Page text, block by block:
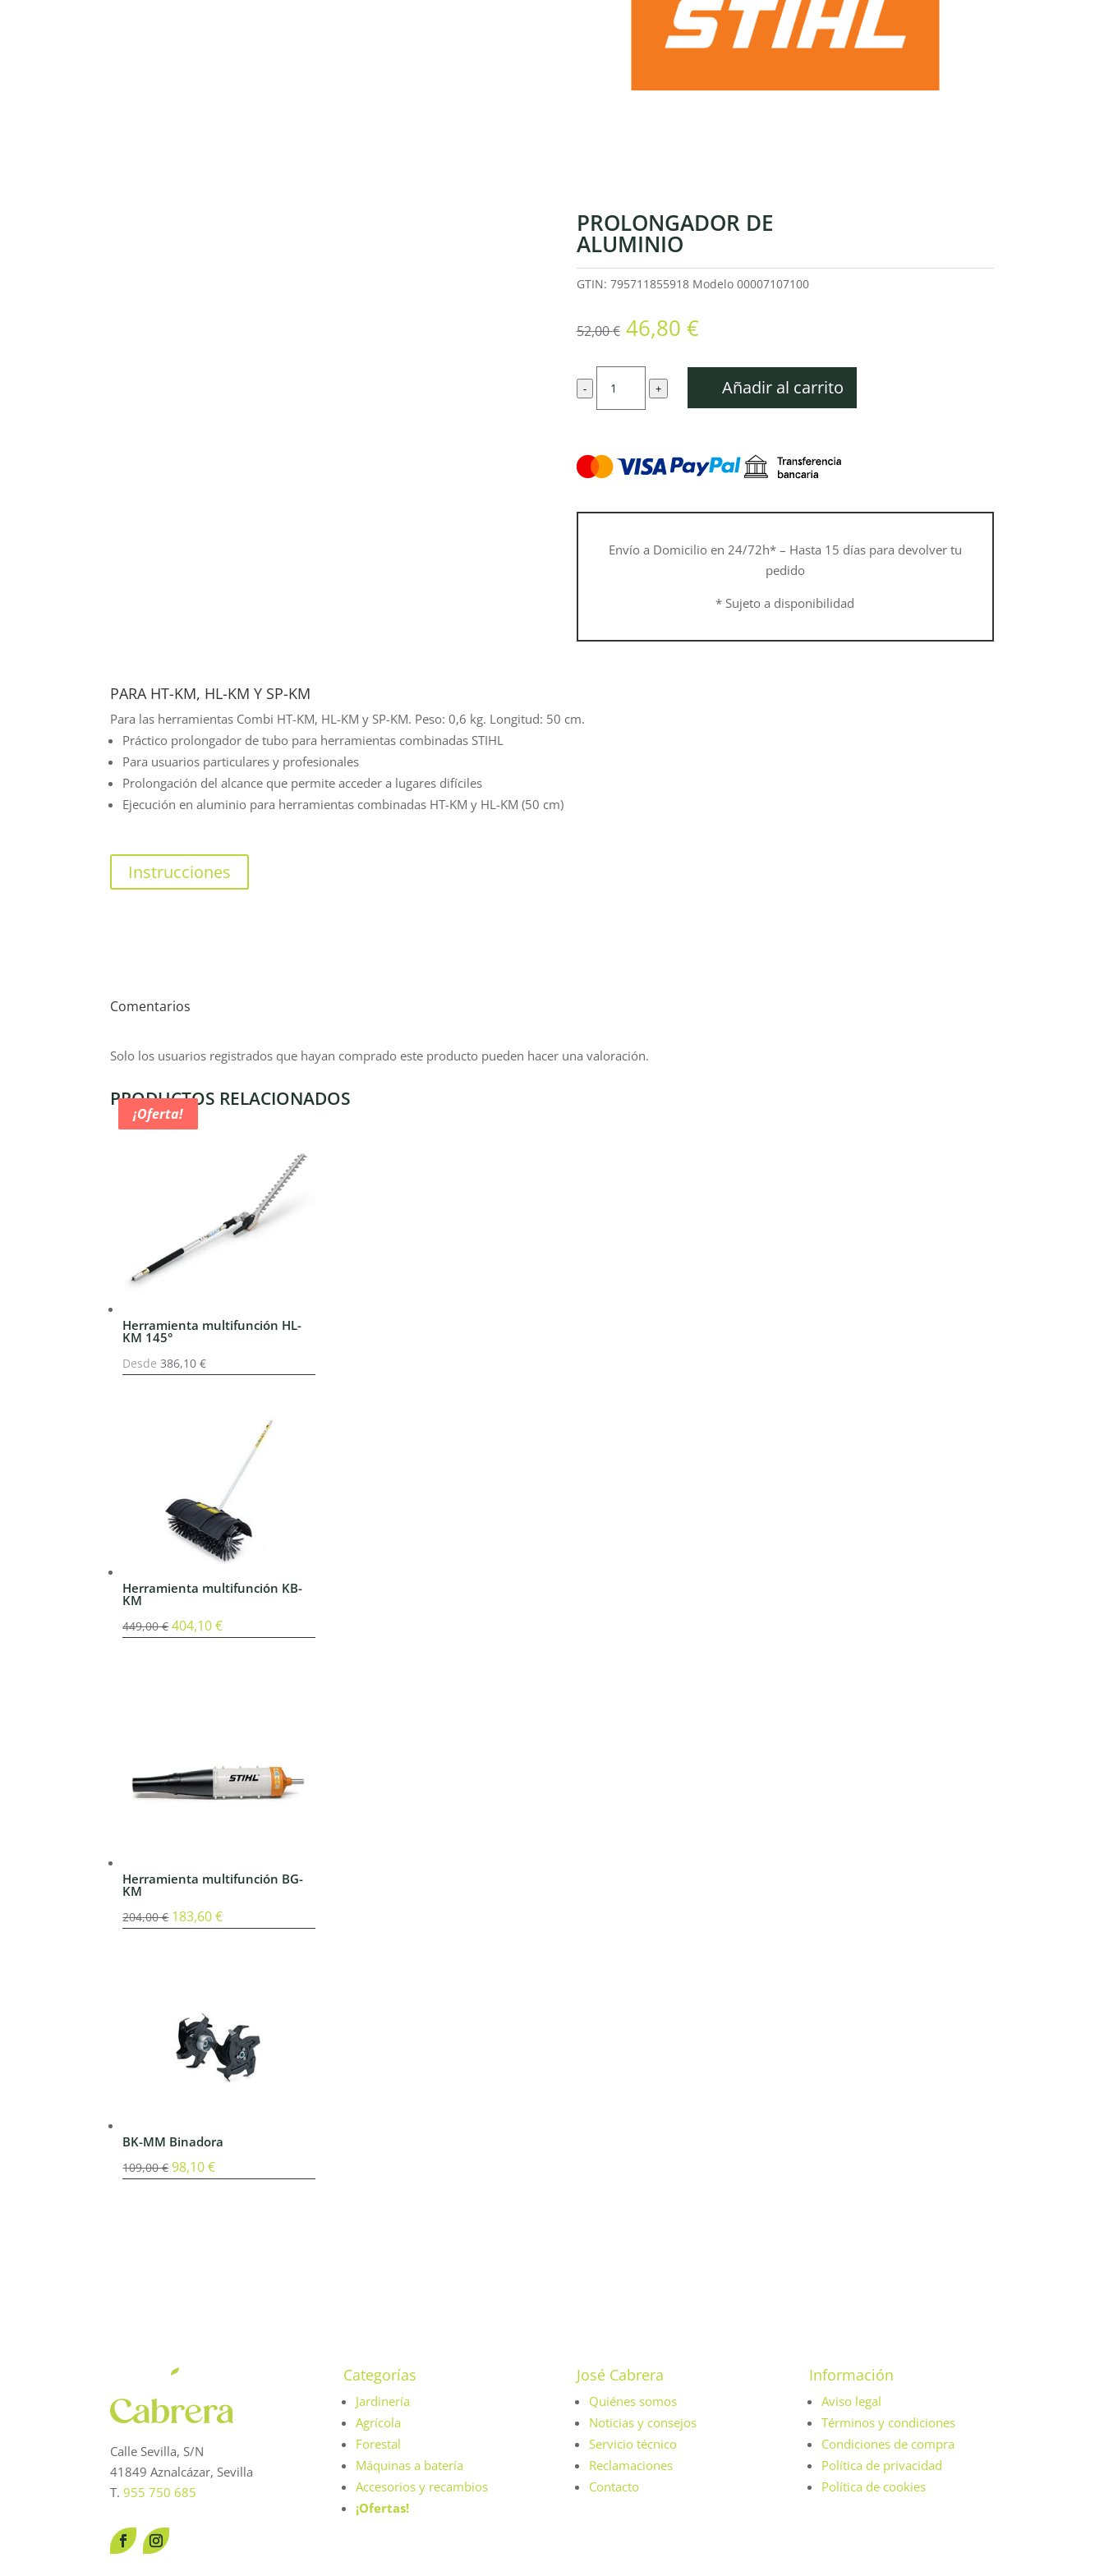
PROLONGADOR DE
ALUMINIO
GTIN: 795711855918 Modelo 00007107100
52,00€ El
precio
original
era:
52,00 €.
46,80 €El
actual
es:
46,80 €.
-
Prolongador
+ Añadir al carrito
Envío a Domicilio en 24/72h* – Hasta 15 días para devolver tu
pedido
* Sujeto a disponibilidad
PARA HT-KM, HL-KM Y SP-KM
Para las herramientas Combi HT-KM, HL-KM y SP-KM. Peso: 0,6 kg. Longitud: 50 cm.
Práctico prolongador de tubo para herramientas combinadas STIHL
Para usuarios particulares y profesionales
Prolongación del alcance que permite acceder a lugares difíciles
Ejecución en aluminio para herramientas combinadas HT-KM y HL-KM (50 cm)
Instrucciones
Comentarios
Solo los usuarios registrados que hayan comprado este producto pueden hacer una valoración.
PRODUCTOS RELACIONADOS
¡Oferta!
Herramienta multifunción HL-
KM 145°
Desde 386,10€
¡Oferta!
Herramienta multifunción KB-
KM
449,00€El
404,10€El
¡Oferta!
Herramienta multifunción BG-
KM
204,00€ El
183,60€El
¡Oferta!
BK-MM Binadora
109,00€El
98,10€El
Calle Sevilla, S/N
41849 Aznalcázar, Sevilla
T.955 750 685
Categorías
Jardinería
Agrícola
Forestal
Máquinas a batería
Accesorios y recambios
¡Ofertas!
José Cabrera
Quiénes somos
Noticias y consejos
Servicio técnico
Reclamaciones
Contacto
Información
Aviso legal
Términos y condiciones
Condiciones de compra
Política de privacidad
Política de cookies